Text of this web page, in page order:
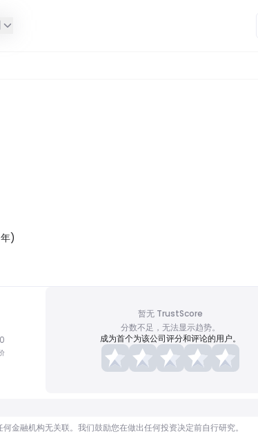
年)
暂无 TrustScore
分数不足，无法显示趋势。
成为首个为该公司评分和评论的用户。
融机构无关联。我们鼓励您在做出任何投资决定前自行研究。